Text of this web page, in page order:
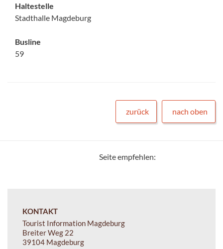
Haltestelle
Stadthalle Magdeburg
Busline
59
zurück nach oben
Seite empfehlen:
KONTAKT
Tourist Information Magdeburg
Breiter Weg 22
39104 Magdeburg